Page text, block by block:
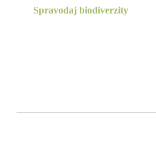
Spravodaj biodiverzity